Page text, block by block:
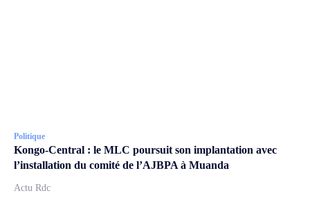
Politique
Kongo-Central : le MLC poursuit son implantation avec
l’installation du comité de l’AJBPA à Muanda
Actu Rdc